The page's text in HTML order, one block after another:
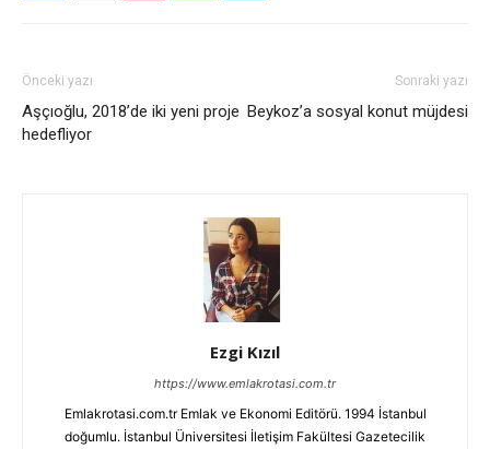
Önceki yazı
Aşçıoğlu, 2018’de iki yeni proje
hedefliyor
Sonraki yazı
Beykoz’a sosyal konut müjdesi
Ezgi Kızıl
https://www.emlakrotasi.com.tr
Emlakrotasi.com.tr Emlak ve Ekonomi Editörü. 1994 İstanbul
doğumlu. İstanbul Üniversitesi İletişim Fakültesi Gazetecilik